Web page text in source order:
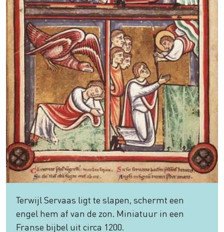
Terwijl Servaas ligt te slapen, schermt een
engel hem af van de zon. Miniatuur in een
Franse bijbel uit circa 1200.